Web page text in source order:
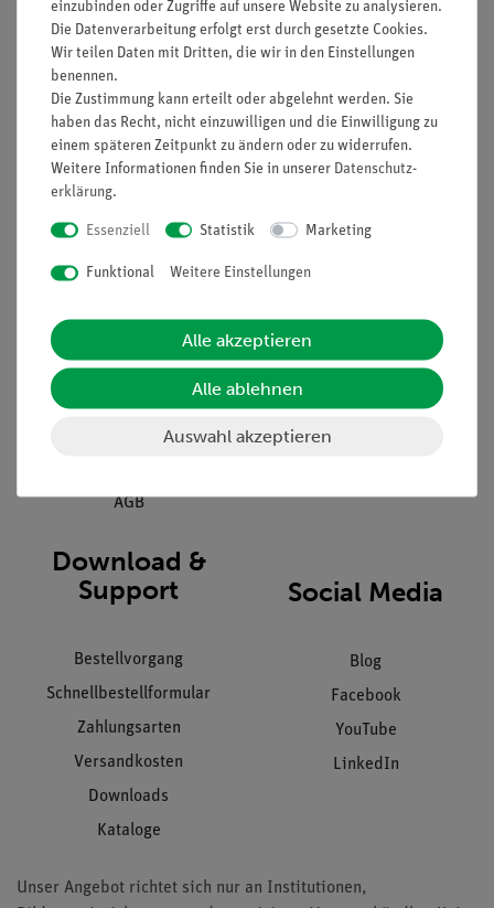
Nach oben
Informationen
Unternehmen
Projekte und Lösungen
Stellenangebote
Kontakt
Hinweisgeberschutz
Datenschutz
AGB
Service
Übersicht Service
Einräumservice
Inbetriebnahme & Schulungen
Download &
Support
Bestellvorgang
Schnellbestellformular
Zahlungsarten
Versandkosten
Downloads
Kataloge
Social Media
Blog
Facebook
YouTube
LinkedIn
Unser Angebot richtet sich nur an Institutionen,
einzubinden oder Zugriffe auf unsere Website zu analysieren.
Die Datenverarbeitung erfolgt erst durch gesetzte Cookies.
Wir teilen Daten mit Dritten, die wir in den Einstellungen
benennen.
Die Zustimmung kann erteilt oder abgelehnt werden. Sie
haben das Recht, nicht einzuwilligen und die Einwilligung zu
einem späteren Zeitpunkt zu ändern oder zu widerrufen.
Weitere Informationen finden Sie in unserer Daten­schutz­
erklärung.
Essenziell Statistik Marketing
Funktional Weitere Einstellungen
Alle akzeptieren
Alle ablehnen
Auswahl akzeptieren